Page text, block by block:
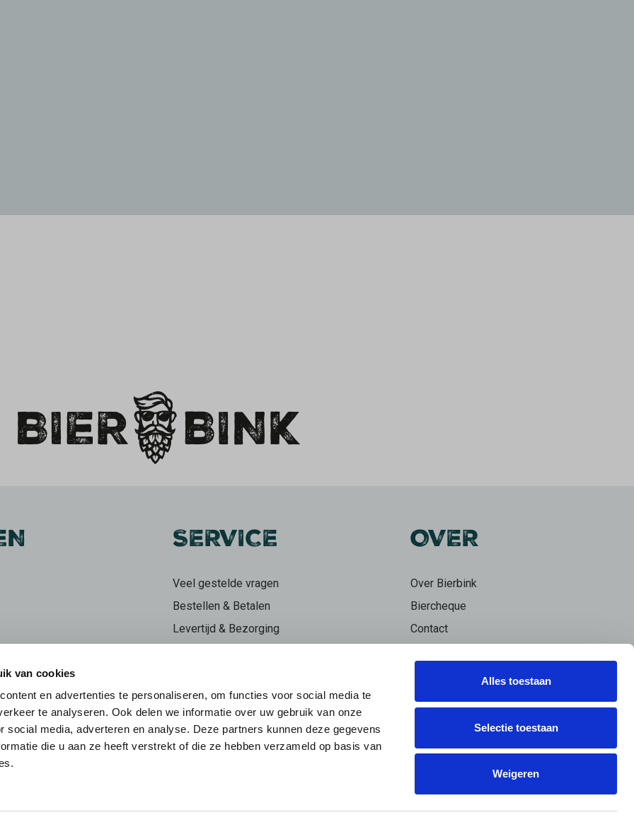
van cookies
en advertenties te personaliseren, om functies voor social media te
te analyseren. Ook delen we informatie over uw gebruik van onze
social media, adverteren en analyse. Deze partners kunnen deze gegevens
die u aan ze heeft verstrekt of die ze hebben verzameld op basis van
Alles toestaan
Selectie toestaan
Weigeren
SERVICE
Veel gestelde vragen
Bestellen & Betalen
Levertijd & Bezorging
Herroepingsrecht
Mijn account
OVER
Over Bierbink
Biercheque
Contact